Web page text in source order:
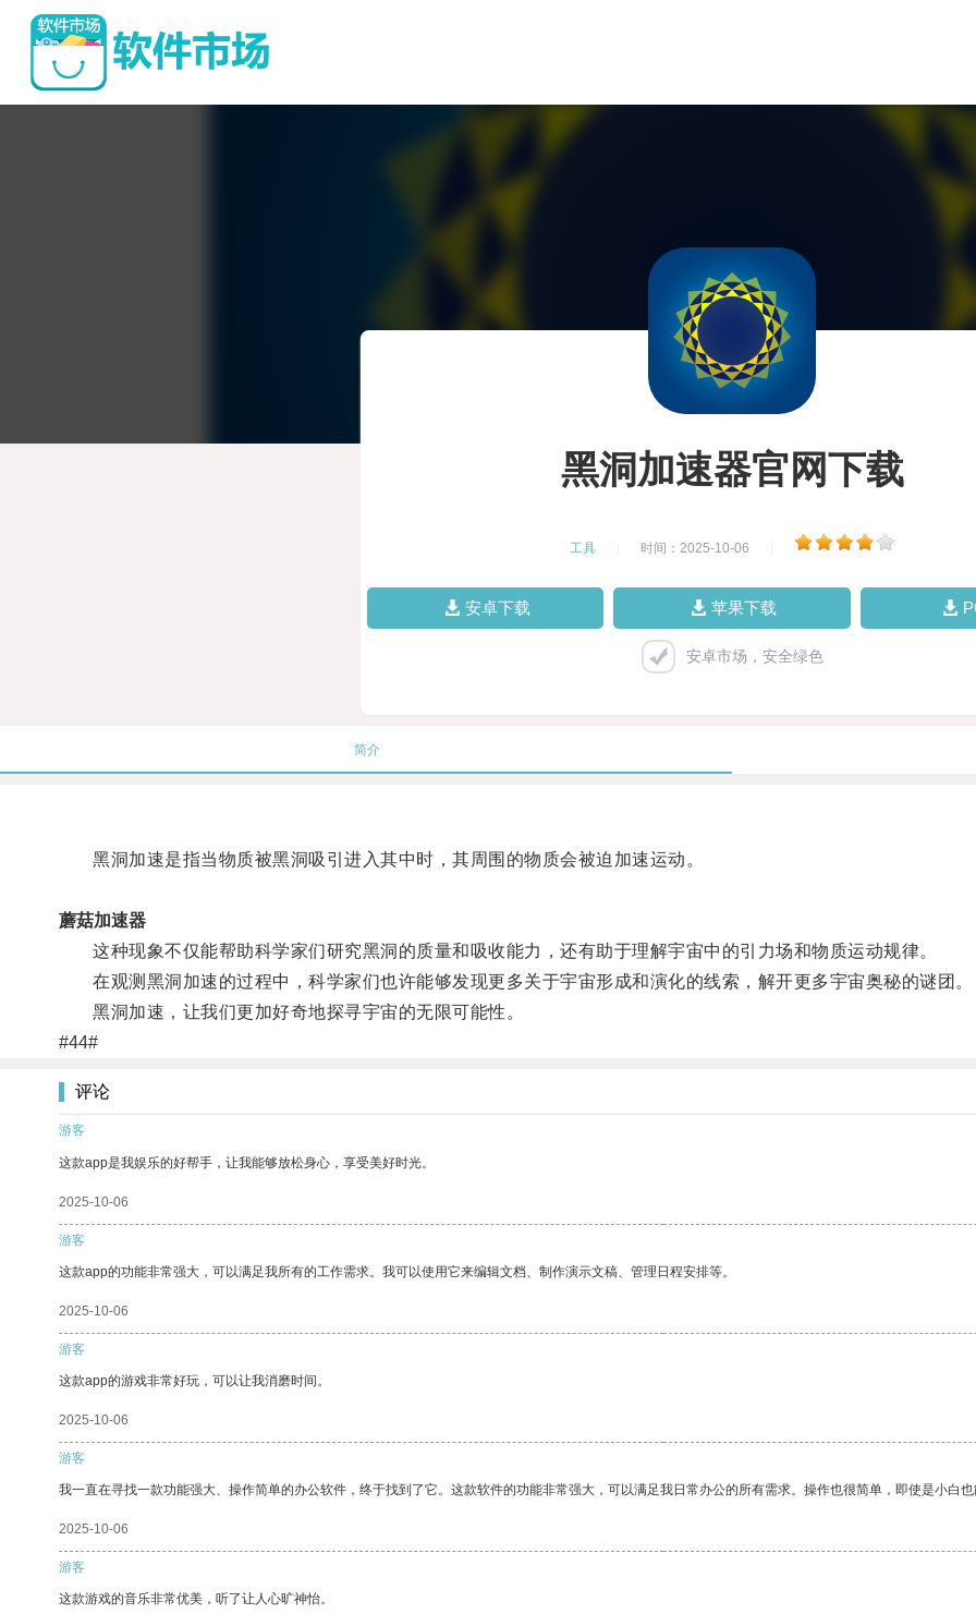
黑洞加速器官网下载
工具 时间：2025-10-06
安卓下载 苹果下载
安卓市场，安全绿色
简介
黑洞加速是指当物质被黑洞吸引进入其中时，其周围的物质会被迫加速运动。
蘑菇加速器
这种现象不仅能帮助科学家们研究黑洞的质量和吸收能力，还有助于理解宇宙中的引力场和物质运动规律。
在观测黑洞加速的过程中，科学家们也许能够发现更多关于宇宙形成和演化的线索，解开更多宇宙奥秘的谜团。
黑洞加速，让我们更加好奇地探寻宇宙的无限可能性。
#44#
评论
游客
这款app是我娱乐的好帮手，让我能够放松身心，享受美好时光。
2025-10-06
游客
这款app的功能非常强大，可以满足我所有的工作需求。我可以使用它来编辑文档、制作演示文稿、管理日程安排等。
2025-10-06
游客
这款app的游戏非常好玩，可以让我消磨时间。
2025-10-06
游客
我一直在寻找一款功能强大、操作简单的办公软件，终于找到了它。这款软件的功能非常强大，可以满足我日常办公的所有需求。操作也很简单，即使是小白也
2025-10-06
游客
这款游戏的音乐非常优美，听了让人心旷神怡。